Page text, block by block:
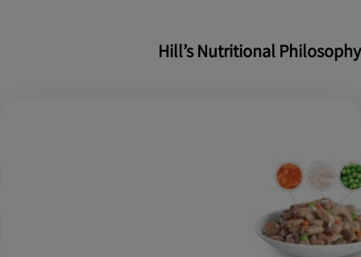
Hill’s Nutritional Philosophy